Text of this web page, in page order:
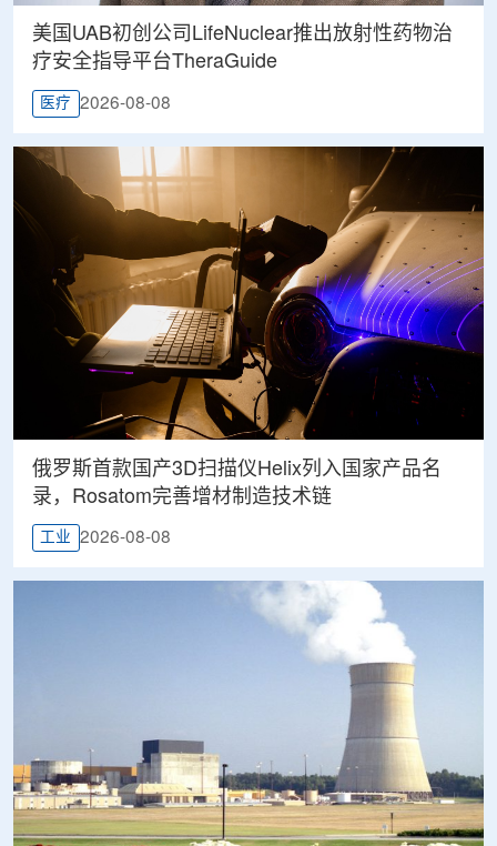
美国UAB初创公司LifeNuclear推出放射性药物治
疗安全指导平台TheraGuide
医疗 2026-08-08
俄罗斯首款国产3D扫描仪Helix列入国家产品名
录，Rosatom完善增材制造技术链
工业 2026-08-08